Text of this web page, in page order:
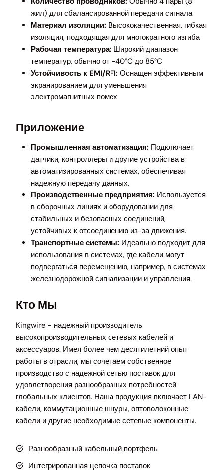
жил) для сбалансированной передачи сигнала
Материал изоляции: Высококачественная, гибкая
изоляция, подходящая для многократного изгиба
Рабочая температура: Широкий диапазон
температур, обычно от -40°C до 85°C
Устойчивость к EMI/RFI: Оснащен эффективным
экранированием для уменьшения
электромагнитных помех
Приложение
Промышленная автоматизация: Подключает
датчики, контроллеры и другие устройства в
автоматизированных системах, обеспечивая
надежную передачу данных.
Производственные предприятия: Используется
в сборочных линиях и оборудовании для
стабильных и безопасных соединений,
устойчивых к отсоединению из-за движения.
Транспортные системы: Идеально подходит для
использования в системах, где кабели могут
подвергаться перемещению, например, в системах
железнодорожной сигнализации и управления.
Кто Мы
Kingwire - надежный производитель
высокопроизводительных сетевых кабелей и
аксессуаров. Имея более чем десятилетний опыт
работы в отрасли, мы сочетаем собственное
производство с надежной сетью поставок для
удовлетворения разнообразных потребностей
глобальных клиентов. Наша продукция включает LAN-
кабели, коммутационные шнуры, оптоволоконные
кабели и другие необходимые сетевые компоненты.
Разнообразный кабельный портфель
Интегрированная цепочка поставок